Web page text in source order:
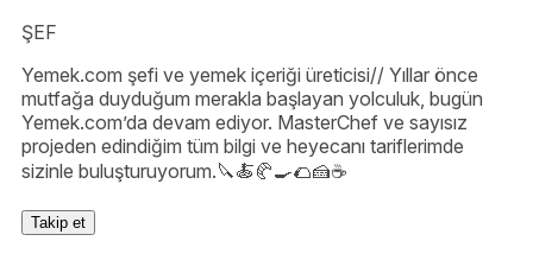
ŞEF
Yemek.com şefi ve yemek içeriği üreticisi// Yıllar önce
mutfağa duyduğum merakla başlayan yolculuk, bugün
Yemek.com’da devam ediyor. MasterChef ve sayısız
projeden edindiğim tüm bilgi ve heyecanı tariflerimde
sizinle buluşturuyorum.🔪🍝🥐🍳🌮🍰☕️
Takip et